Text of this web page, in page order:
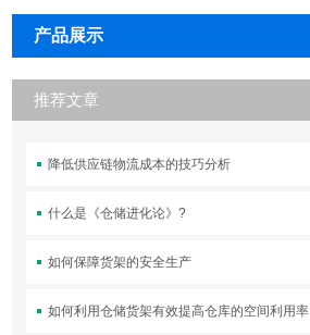
产品展示
推荐文章
降低供应链物流成本的技巧分析
什么是《仓储进化论》?
如何保障货架的安全生产
如何利用仓储货架有效提高仓库的空间利用率